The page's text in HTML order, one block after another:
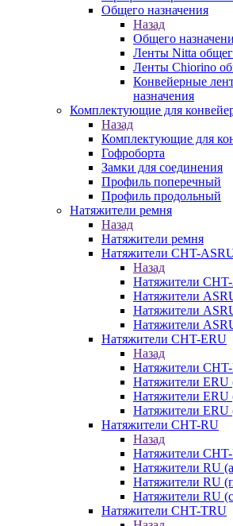
Общего назначения
Назад
Общего
Ленты Nitta
Ленты Chiorino
Конвейерные
назначения
Комплектующие для
Назад
Комплектующие для
Гофроборта
Замки для соединения
Профиль поперечный
Профиль продольный
Натяжители ремня
Назад
Натяжители ремня
Натяжители CHT-
Назад
Натяжители
Натяжители
Натяжители
Натяжители
Натяжители CHT-ERU
Назад
Натяжители
Натяжители
Натяжители ERU
Натяжители ERU
Натяжители CHT-RU
Назад
Натяжители
Натяжители RU
Натяжители RU
Натяжители RU
Натяжители CHT-TRU